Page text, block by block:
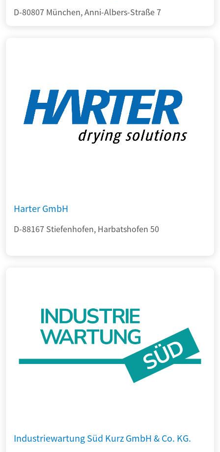
D-80807 München, Anni-Albers-Straße 7
Harter GmbH
D-88167 Stiefenhofen, Harbatshofen 50
Industriewartung Süd Kurz GmbH & Co. KG.